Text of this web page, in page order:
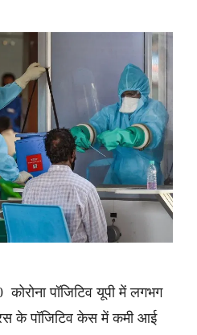
पॉजिटिव यूपी में लगभग
के पॉजिटिव केस में कमी आई